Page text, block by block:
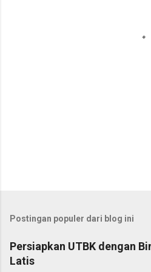
Postingan populer dari blog ini
Persiapkan UTBK dengan
Latis